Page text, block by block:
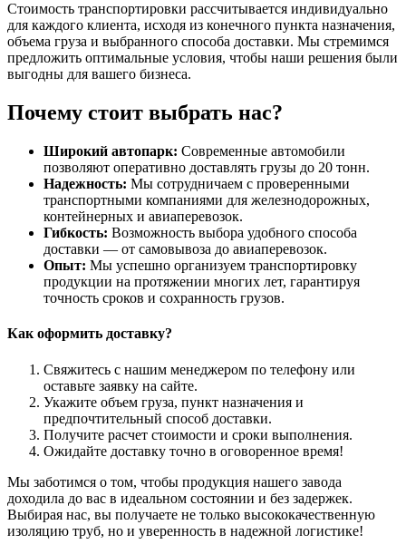
Стоимость транспортировки рассчитывается индивидуально
для каждого клиента, исходя из конечного пункта назначения,
объема груза и выбранного способа доставки. Мы стремимся
предложить оптимальные условия, чтобы наши решения были
выгодны для вашего бизнеса.
Почему стоит выбрать нас?
Широкий автопарк: Современные автомобили
позволяют оперативно доставлять грузы до 20 тонн.
Надежность: Мы сотрудничаем с проверенными
транспортными компаниями для железнодорожных,
контейнерных и авиаперевозок.
Гибкость: Возможность выбора удобного способа
доставки — от самовывоза до авиаперевозок.
Опыт: Мы успешно организуем транспортировку
продукции на протяжении многих лет, гарантируя
точность сроков и сохранность грузов.
Как оформить доставку?
Свяжитесь с нашим менеджером по телефону или
оставьте заявку на сайте.
Укажите объем груза, пункт назначения и
предпочтительный способ доставки.
Получите расчет стоимости и сроки выполнения.
Ожидайте доставку точно в оговоренное время!
Мы заботимся о том, чтобы продукция нашего завода
доходила до вас в идеальном состоянии и без задержек.
Выбирая нас, вы получаете не только высококачественную
изоляцию труб, но и уверенность в надежной логистике!